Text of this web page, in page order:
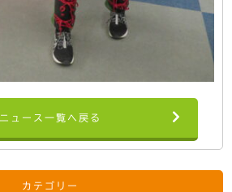
ニュース一覧へ戻る
カテゴリー